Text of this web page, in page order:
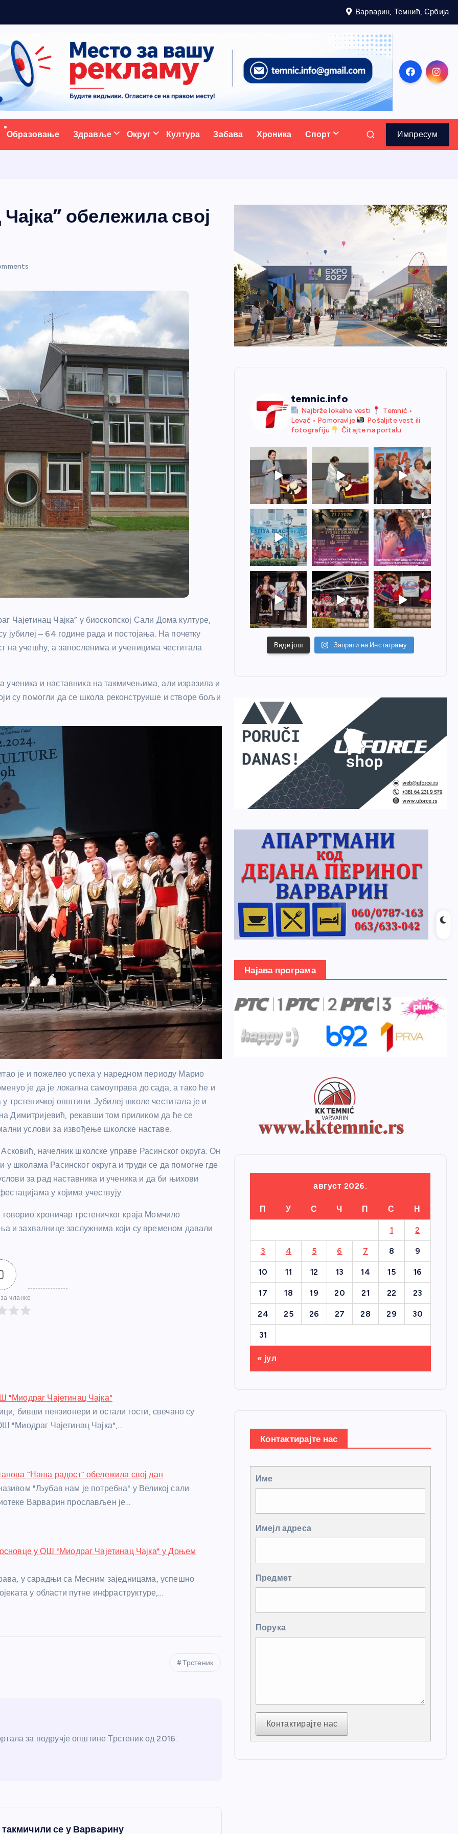
Варварин, Темнић, Србија
портал
Образовање Здравље Округ Култура Забава Хроника Спорт Импресум
обележила свој
Чајетинац Чајка” у биоскопској Сали Дома културе,
– 64 године рада и постојања. На почетку
на учешћу, а запосленима и ученицима честитала
и наставника на такмичењима, али изразила и
су помогли да се школа реконструише и створе бољи
је и пожелео успеха у наредном периоду Марио
је да је локална самоуправа до сада, а тако ће и
општини. Јубилеј школе честитала је и
Димитријевић, рекавши том приликом да ће се
услови за извођење школске наставе.
начелник школске управе Расинског округа. Он
школама Расинског округа и труди се да помогне где
за рад наставника и ученика и да би њихови
у којима учествују.
хроничар трстеничког краја Момчило
и захвалнице заслужнима који су временом давали
чланке
Чајетинац Чајка"
бивши пензионери и остали гости, свечано су
"Миодраг Чајетинац Чајка",…
“Наша радост” обележила свој дан
"Љубав нам је потребна" у Великој сали
Варварин прослављен је…
у ОШ "Миодраг Чајетинац Чајка" у Доњем
у сарадњи са Месним заједницама, успешно
у области путне инфраструктуре,…
Трстеник
за подручје општине Трстеник од 2016.
се у Варварину
temnic.info
Najbrže lokalne vesti
Temnić •
Levač • Pomoravlje
Pošaljite vest ili
fotografiju
Čitajte na portalu
Види још Запрати на Инстаграму
Најава програма
август 2026.
П У С Ч П С Н
1 2
3 4 5 6 7 8 9
10 11 12 13 14 15 16
17 18 19 20 21 22 23
24 25 26 27 28 29 30
31
« јул
Контактирајте нас
Име
Имејл адреса
Предмет
Порука
Контактирајте нас